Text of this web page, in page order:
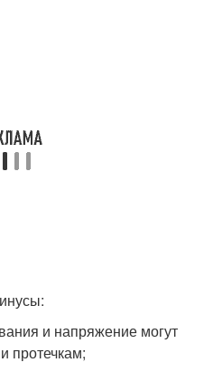
и напряжение могут
протечкам;